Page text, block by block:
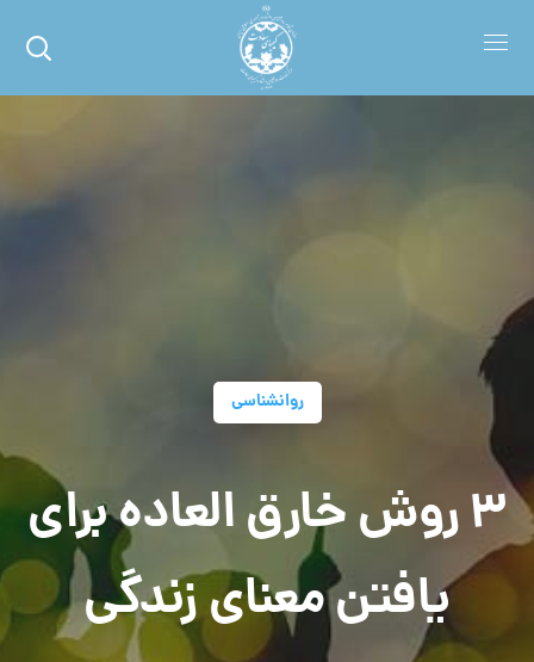
روانشناسی
3 روش خارق العاده برای
یافتن معنای زندگی